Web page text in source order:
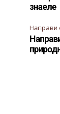
знаеле
Направи